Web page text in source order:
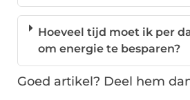
Hoeveel tijd moet ik per
om energie te besparen?
Goed artikel? Deel hem